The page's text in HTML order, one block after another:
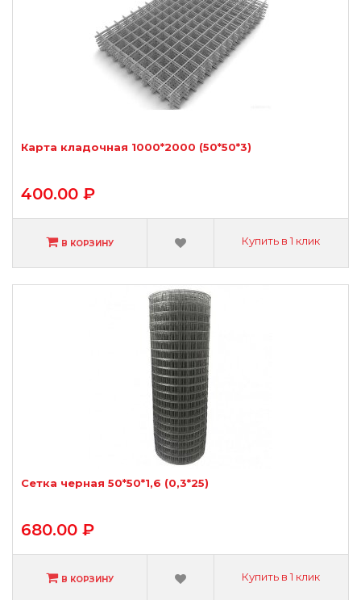
Карта кладочная 1000*2000 (50*50*3)
400.00 ₽
В КОРЗИНУ Купить в 1 клик
Сетка черная 50*50*1,6 (0,3*25)
680.00 ₽
В КОРЗИНУ Купить в 1 клик